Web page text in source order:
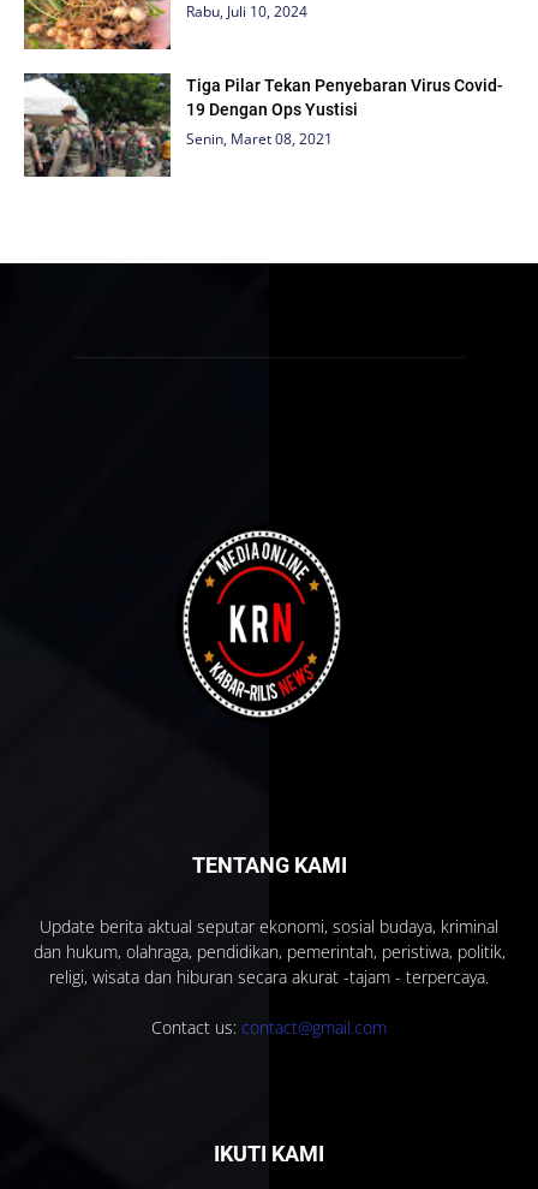
Rabu, Juli 10, 2024
Tiga Pilar Tekan Penyebaran Virus Covid-
19 Dengan Ops Yustisi
Senin, Maret 08, 2021
TENTANG KAMI
Update berita aktual seputar ekonomi, sosial budaya, kriminal
dan hukum, olahraga, pendidikan, pemerintah, peristiwa, politik,
religi, wisata dan hiburan secara akurat -tajam - terpercaya.
Contact us: contact@gmail.com
IKUTI KAMI